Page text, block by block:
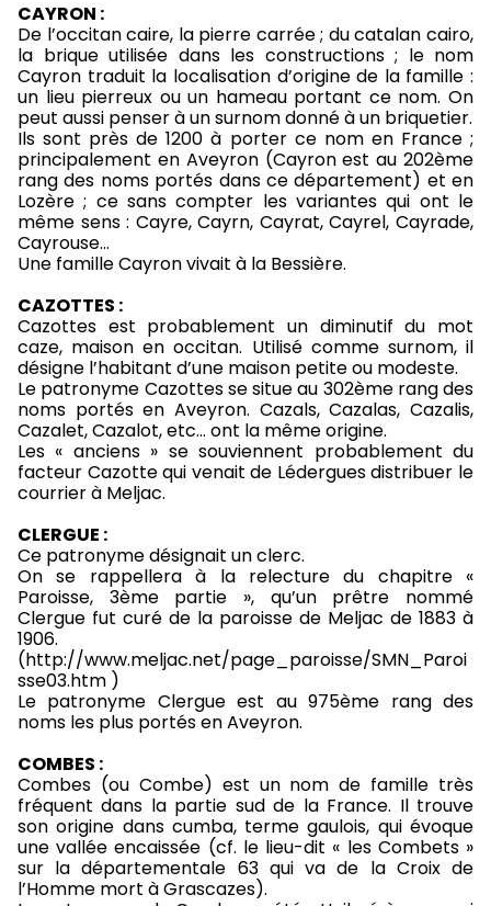
CAYRON :
De l’occitan caire, la pierre carrée ; du catalan cairo,
la brique utilisée dans les constructions ; le nom
Cayron traduit la localisation d’origine de la famille :
un lieu pierreux ou un hameau portant ce nom. On
peut aussi penser à un surnom donné à un briquetier.
Ils sont près de 1200 à porter ce nom en France ;
principalement en Aveyron (Cayron est au 202ème
rang des noms portés dans ce département) et en
Lozère ; ce sans compter les variantes qui ont le
même sens : Cayre, Cayrn, Cayrat, Cayrel, Cayrade,
Cayrouse…
Une famille Cayron vivait à la Bessière.
CAZOTTES :
Cazottes est probablement un diminutif du mot
caze, maison en occitan. Utilisé comme surnom, il
désigne l’habitant d’une maison petite ou modeste.
Le patronyme Cazottes se situe au 302ème rang des
noms portés en Aveyron. Cazals, Cazalas, Cazalis,
Cazalet, Cazalot, etc… ont la même origine.
Les « anciens » se souviennent probablement du
facteur Cazotte qui venait de Lédergues distribuer le
courrier à Meljac.
CLERGUE :
Ce patronyme désignait un clerc.
On se rappellera à la relecture du chapitre «
Paroisse, 3ème partie », qu’un prêtre nommé
Clergue fut curé de la paroisse de Meljac de 1883 à
1906.
(http://www.meljac.net/page_paroisse/SMN_Paroi
sse03.htm )
Le patronyme Clergue est au 975ème rang des
noms les plus portés en Aveyron.
COMBES :
Combes (ou Combe) est un nom de famille très
fréquent dans la partie sud de la France. Il trouve
son origine dans cumba, terme gaulois, qui évoque
une vallée encaissée (cf. le lieu-dit « les Combets »
sur la départementale 63 qui va de la Croix de
l’Homme mort à Grascazes).